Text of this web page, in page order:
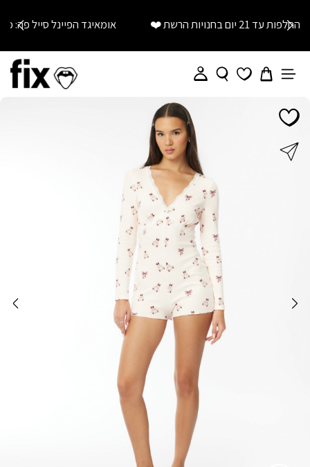
אומאיגד הפיינל סייל פה: כל קולקציות הקיץ עד 79.90!!! >>